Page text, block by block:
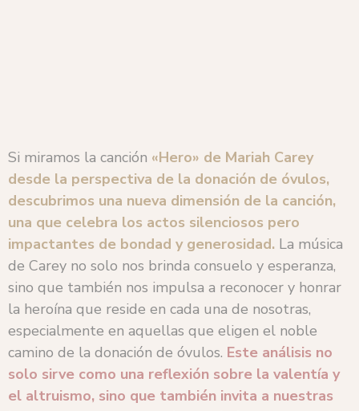
Si miramos la canción «Hero» de Mariah Carey
desde la perspectiva de la donación de óvulos,
descubrimos una nueva dimensión de la canción,
una que celebra los actos silenciosos pero
impactantes de bondad y generosidad. La música
de Carey no solo nos brinda consuelo y esperanza,
sino que también nos impulsa a reconocer y honrar
la heroína que reside en cada una de nosotras,
especialmente en aquellas que eligen el noble
camino de la donación de óvulos. Este análisis no
solo sirve como una reflexión sobre la valentía y
el altruismo, sino que también invita a nuestras